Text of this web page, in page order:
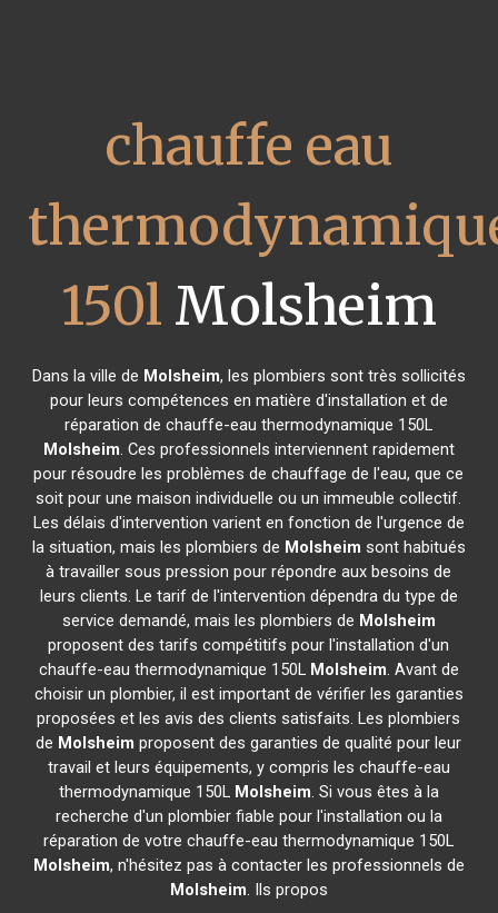
chauffe eau
150l Molsheim
Dans la ville de Molsheim, les plombiers sont très sollicités
pour leurs compétences en matière d'installation et de
réparation de chauffe-eau thermodynamique 150L
Molsheim. Ces professionnels interviennent rapidement
pour résoudre les problèmes de chauffage de l'eau, que ce
soit pour une maison individuelle ou un immeuble collectif.
Les délais d'intervention varient en fonction de l'urgence de
la situation, mais les plombiers de Molsheim sont habitués
à travailler sous pression pour répondre aux besoins de
leurs clients. Le tarif de l'intervention dépendra du type de
service demandé, mais les plombiers de Molsheim
proposent des tarifs compétitifs pour l'installation d'un
chauffe-eau thermodynamique 150L Molsheim. Avant de
choisir un plombier, il est important de vérifier les garanties
proposées et les avis des clients satisfaits. Les plombiers
de Molsheim proposent des garanties de qualité pour leur
travail et leurs équipements, y compris les chauffe-eau
thermodynamique 150L Molsheim. Si vous êtes à la
recherche d'un plombier fiable pour l'installation ou la
réparation de votre chauffe-eau thermodynamique 150L
Molsheim, n'hésitez pas à contacter les professionnels de
Molsheim. Ils propos